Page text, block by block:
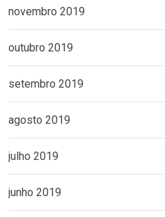
novembro 2019
outubro 2019
setembro 2019
agosto 2019
julho 2019
junho 2019